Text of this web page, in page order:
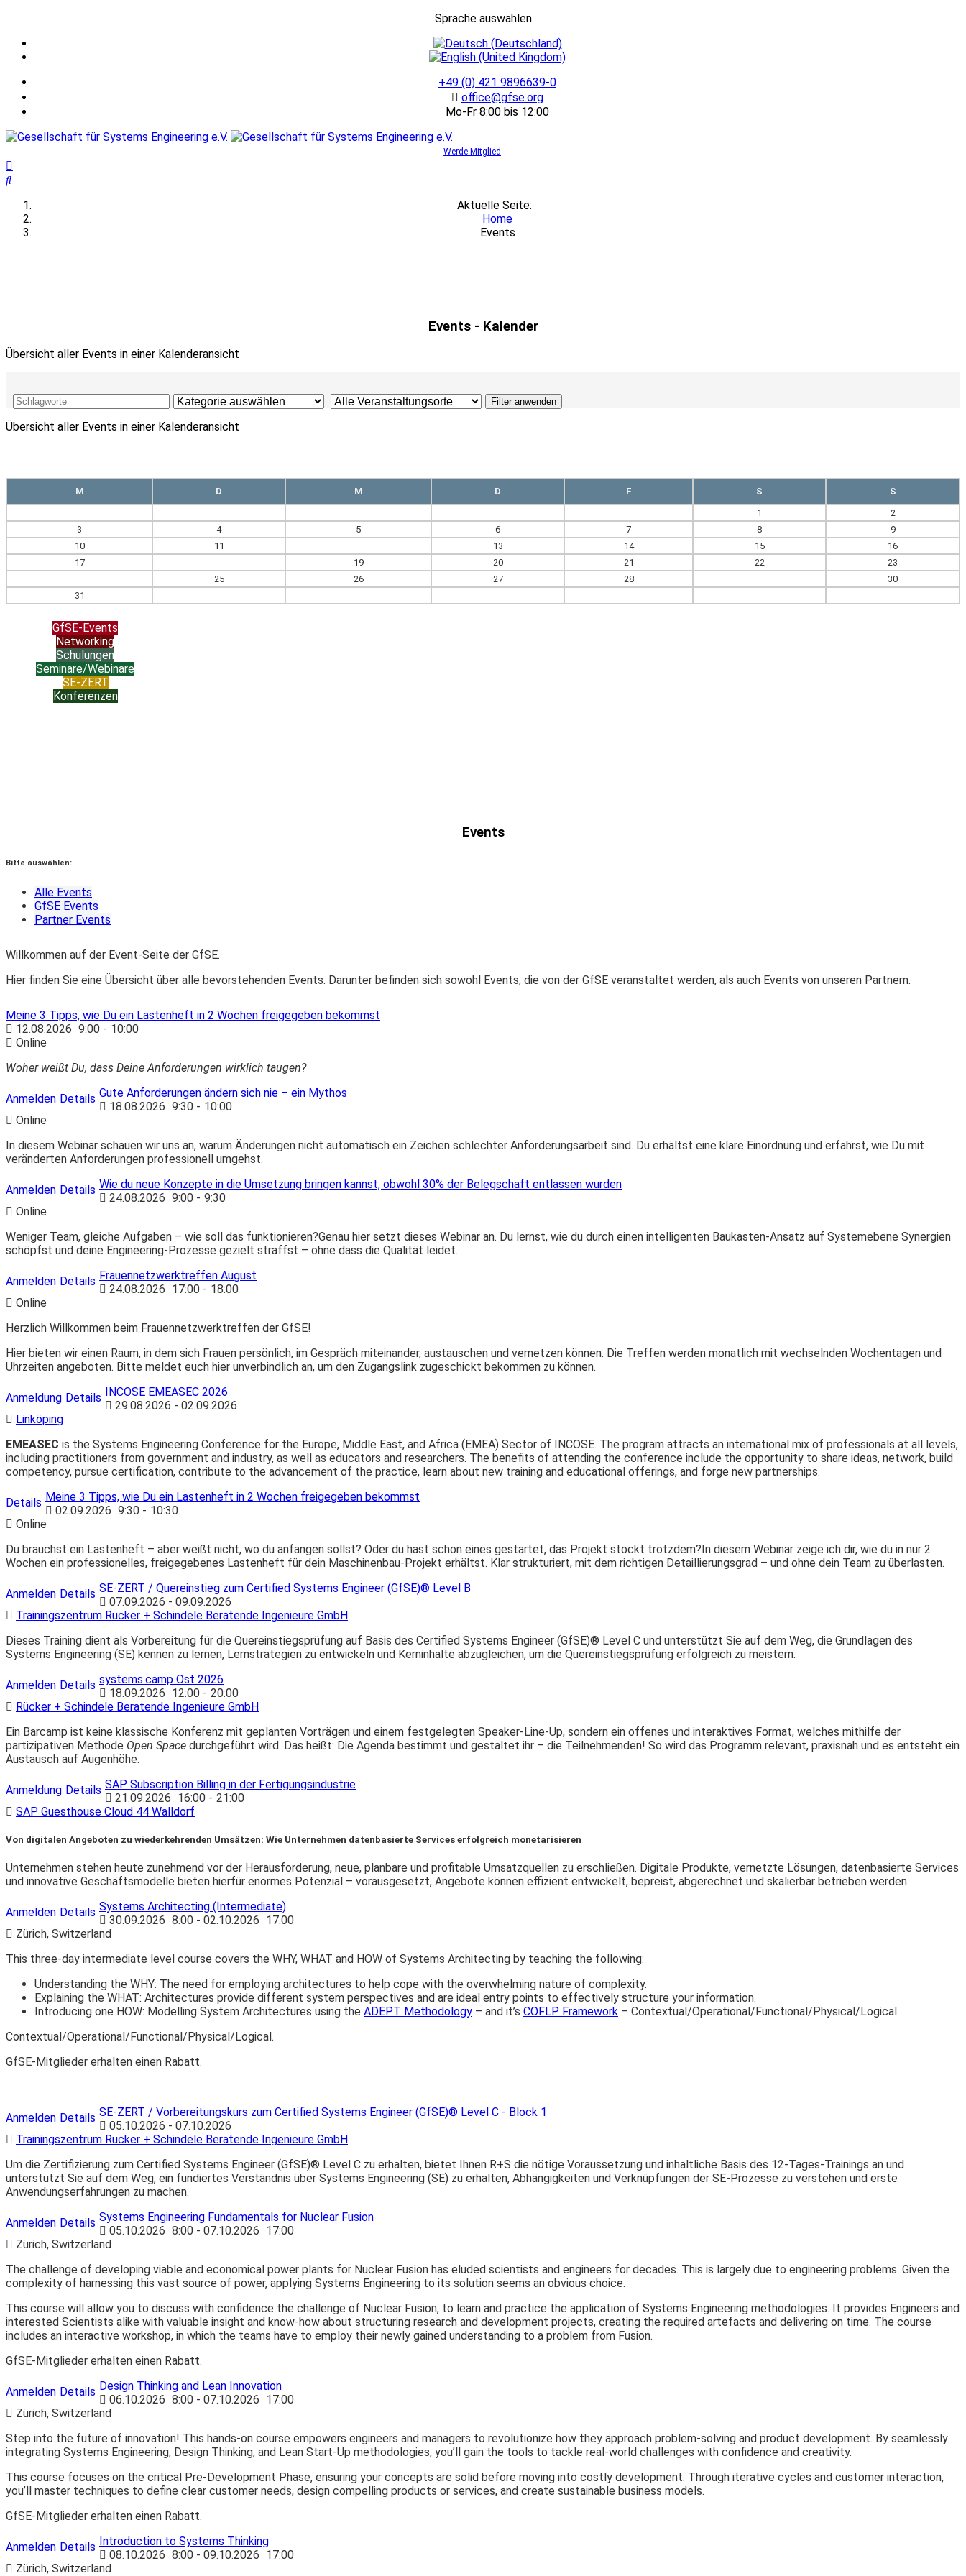
Sprache auswählen
+49 (0) 421 9896639-0
office@gfse.org
Mo-Fr 8:00 bis 12:00
Werde Mitglied
Aktuelle Seite:
Home
Events
Events - Kalender
Übersicht aller Events in einer Kalenderansicht
Übersicht aller Events in einer Kalenderansicht
M D M D F S
S
1
2
3
4 5 6 7 8
9
10
11 13 14 15
16
17
19 20 21 22
23
25 26 27 28
30
31
GfSE-Events
Networking
Schulungen
Seminare/Webinare
SE-ZERT
Konferenzen
Events
Bitte auswählen:
Alle Events
GfSE Events
Partner Events
Willkommen auf der Event-Seite der GfSE.
Hier finden Sie eine Übersicht über alle bevorstehenden Events. Darunter befinden sich sowohl Events, die von der GfSE veranstaltet werden, als auch Events von unseren Partnern.
Meine 3 Tipps, wie Du ein Lastenheft in 2 Wochen freigegeben bekommst
12.08.2026 9:00 - 10:00
Online
Woher weißt Du, dass Deine Anforderungen wirklich taugen?
Anmelden Details Gute Anforderungen ändern sich nie – ein Mythos
18.08.2026 9:30 - 10:00
Online
In diesem Webinar schauen wir uns an, warum Änderungen nicht automatisch ein Zeichen schlechter Anforderungsarbeit sind. Du erhältst eine klare Einordnung und erfährst, wie Du mit
veränderten Anforderungen professionell umgehst.
Anmelden Details Wie du neue Konzepte in die Umsetzung bringen kannst, obwohl 30% der Belegschaft entlassen wurden
24.08.2026 9:00 - 9:30
Online
Weniger Team, gleiche Aufgaben – wie soll das funktionieren?Genau hier setzt dieses Webinar an. Du lernst, wie du durch einen intelligenten Baukasten-Ansatz auf Systemebene Synergien
schöpfst und deine Engineering-Prozesse gezielt straffst – ohne dass die Qualität leidet.
Anmelden Details Frauennetzwerktreffen August
24.08.2026 17:00 - 18:00
Online
Herzlich Willkommen beim Frauennetzwerktreffen der GfSE!
Hier bieten wir einen Raum, in dem sich Frauen persönlich, im Gespräch miteinander, austauschen und vernetzen können. Die Treffen werden monatlich mit wechselnden Wochentagen und
Uhrzeiten angeboten. Bitte meldet euch hier unverbindlich an, um den Zugangslink zugeschickt bekommen zu können.
Anmeldung Details INCOSE EMEASEC 2026
29.08.2026 - 02.09.2026
Linköping
EMEASEC is the Systems Engineering Conference for the Europe, Middle East, and Africa (EMEA) Sector of INCOSE. The program attracts an international mix of professionals at all levels,
including practitioners from government and industry, as well as educators and researchers. The benefits of attending the conference include the opportunity to share ideas, network, build
competency, pursue certification, contribute to the advancement of the practice, learn about new training and educational offerings, and forge new partnerships.
Details Meine 3 Tipps, wie Du ein Lastenheft in 2 Wochen freigegeben bekommst
02.09.2026 9:30 - 10:30
Online
Du brauchst ein Lastenheft – aber weißt nicht, wo du anfangen sollst? Oder du hast schon eines gestartet, das Projekt stockt trotzdem?In diesem Webinar zeige ich dir, wie du in nur 2
Wochen ein professionelles, freigegebenes Lastenheft für dein Maschinenbau-Projekt erhältst. Klar strukturiert, mit dem richtigen Detaillierungsgrad – und ohne dein Team zu überlasten.
Anmelden Details SE-ZERT / Quereinstieg zum Certified Systems Engineer (GfSE)® Level B
07.09.2026 - 09.09.2026
Trainingszentrum Rücker + Schindele Beratende Ingenieure GmbH
Dieses Training dient als Vorbereitung für die Quereinstiegsprüfung auf Basis des Certified Systems Engineer (GfSE)® Level C und unterstützt Sie auf dem Weg, die Grundlagen des
Systems Engineering (SE) kennen zu lernen, Lernstrategien zu entwickeln und Kerninhalte abzugleichen, um die Quereinstiegsprüfung erfolgreich zu meistern.
Anmelden Details systems.camp Ost 2026
18.09.2026 12:00 - 20:00
Rücker + Schindele Beratende Ingenieure GmbH
Ein Barcamp ist keine klassische Konferenz mit geplanten Vorträgen und einem festgelegten Speaker-Line-Up, sondern ein offenes und interaktives Format, welches mithilfe der
partizipativen Methode Open Space durchgeführt wird. Das heißt: Die Agenda bestimmt und gestaltet ihr – die Teilnehmenden! So wird das Programm relevant, praxisnah und es entsteht ein
Austausch auf Augenhöhe.
Anmeldung Details SAP Subscription Billing in der Fertigungsindustrie
21.09.2026 16:00 - 21:00
SAP Guesthouse Cloud 44 Walldorf
Von digitalen Angeboten zu wiederkehrenden Umsätzen: Wie Unternehmen datenbasierte Services erfolgreich monetarisieren
Unternehmen stehen heute zunehmend vor der Herausforderung, neue, planbare und profitable Umsatzquellen zu erschließen. Digitale Produkte, vernetzte Lösungen, datenbasierte Services
und innovative Geschäftsmodelle bieten hierfür enormes Potenzial – vorausgesetzt, Angebote können effizient entwickelt, bepreist, abgerechnet und skalierbar betrieben werden.
Anmelden Details Systems Architecting (Intermediate)
30.09.2026 8:00 - 02.10.2026 17:00
Zürich, Switzerland
This three-day intermediate level course covers the WHY, WHAT and HOW of Systems Architecting by teaching the following:
Understanding the WHY: The need for employing architectures to help cope with the overwhelming nature of complexity.
Explaining the WHAT: Architectures provide different system perspectives and are ideal entry points to effectively structure your information.
Introducing one HOW: Modelling System Architectures using the ADEPT Methodology – and it’s COFLP Framework – Contextual/Operational/Functional/Physical/Logical.
Contextual/Operational/Functional/Physical/Logical.
GfSE-Mitglieder erhalten einen Rabatt.
Anmelden Details SE-ZERT / Vorbereitungskurs zum Certified Systems Engineer (GfSE)® Level C - Block 1
05.10.2026 - 07.10.2026
Trainingszentrum Rücker + Schindele Beratende Ingenieure GmbH
Um die Zertifizierung zum Certified Systems Engineer (GfSE)® Level C zu erhalten, bietet Ihnen R+S die nötige Voraussetzung und inhaltliche Basis des 12-Tages-Trainings an und
unterstützt Sie auf dem Weg, ein fundiertes Verständnis über Systems Engineering (SE) zu erhalten, Abhängigkeiten und Verknüpfungen der SE-Prozesse zu verstehen und erste
Anwendungserfahrungen zu machen.
Anmelden Details Systems Engineering Fundamentals for Nuclear Fusion
05.10.2026 8:00 - 07.10.2026 17:00
Zürich, Switzerland
The challenge of developing viable and economical power plants for Nuclear Fusion has eluded scientists and engineers for decades. This is largely due to engineering problems. Given the
complexity of harnessing this vast source of power, applying Systems Engineering to its solution seems an obvious choice.
This course will allow you to discuss with confidence the challenge of Nuclear Fusion, to learn and practice the application of Systems Engineering methodologies. It provides Engineers and
interested Scientists alike with valuable insight and know-how about structuring research and development projects, creating the required artefacts and delivering on time. The course
includes an interactive workshop, in which the teams have to employ their newly gained understanding to a problem from Fusion.
GfSE-Mitglieder erhalten einen Rabatt.
Anmelden Details Design Thinking and Lean Innovation
06.10.2026 8:00 - 07.10.2026 17:00
Zürich, Switzerland
Step into the future of innovation! This hands-on course empowers engineers and managers to revolutionize how they approach problem-solving and product development. By seamlessly
integrating Systems Engineering, Design Thinking, and Lean Start-Up methodologies, you’ll gain the tools to tackle real-world challenges with confidence and creativity.
This course focuses on the critical Pre-Development Phase, ensuring your concepts are solid before moving into costly development. Through iterative cycles and customer interaction,
you’ll master techniques to define clear customer needs, design compelling products or services, and create sustainable business models.
GfSE-Mitglieder erhalten einen Rabatt.
Anmelden Details Introduction to Systems Thinking
08.10.2026 8:00 - 09.10.2026 17:00
Zürich, Switzerland